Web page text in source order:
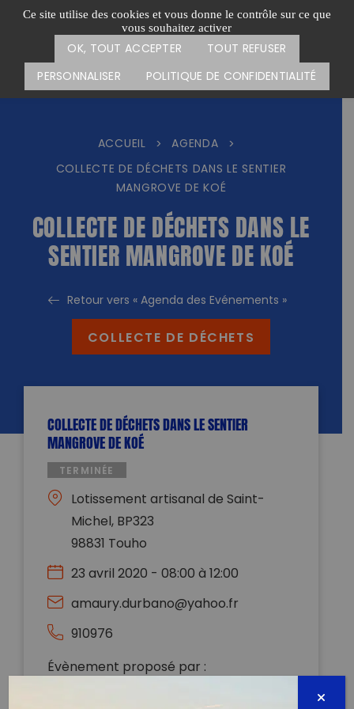
Ce site utilise des cookies et vous donne le contrôle sur ce que
vous souhaitez activer
OK, TOUT ACCEPTER
TOUT REFUSER
PERSONNALISER
POLITIQUE DE CONFIDENTIALITÉ
Passer
Menu
CARTE DES ACTIONS FAIRE UN DON
ACCUEIL > AGENDA
>
COLLECTE DE DÉCHETS DANS LE SENTIER
MANGROVE DE KOÉ
COLLECTE DE DÉCHETS DANS LE
SENTIER MANGROVE DE KOÉ
Retour vers « Agenda des Evénements »
COLLECTE DE DÉCHETS
COLLECTE DE DÉCHETS DANS LE SENTIER
MANGROVE DE KOÉ
TERMINÉE
Lotissement artisanal de Saint-
Michel, BP323
98831 Touho
23 avril 2020 - 08:00 à 12:00
amaury.durbano@yahoo.fr
910976
Évènement proposé par :